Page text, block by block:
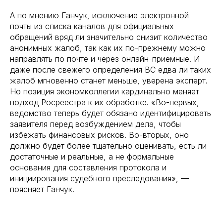
А по мнению Ганчук, исключение электронной
почты из списка каналов для официальных
обращений вряд ли значительно снизит количество
анонимных жалоб, так как их по-прежнему можно
направлять по почте и через онлайн-приемные. И
даже после свежего определения ВС едва ли таких
жалоб мгновенно станет меньше, уверена эксперт.
Но позиция экономколлегии кардинально меняет
подход Росреестра к их обработке. «Во-первых,
ведомство теперь будет обязано идентифицировать
заявителя перед возбуждением дела, чтобы
избежать финансовых рисков. Во-вторых, оно
должно будет более тщательно оценивать, есть ли
достаточные и реальные, а не формальные
основания для составления протокола и
инициирования судебного преследования», —
поясняет Ганчук.